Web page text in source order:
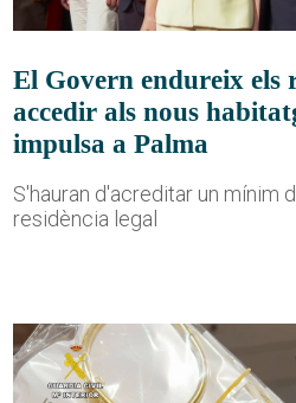
El Govern endureix els
accedir als nous
impulsa a Palma
S'hauran d'acreditar un mínim
residència legal